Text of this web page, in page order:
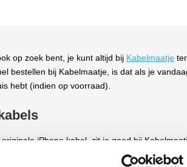
op zoek bent, je kunt altijd bij Kabelmaatje
bestellen bij Kabelmaatje, is dat als je
hebt (indien op voorraad).
iPhone kabel, zit je goed bij
tegen de laagste prijzen. Omdat wij de